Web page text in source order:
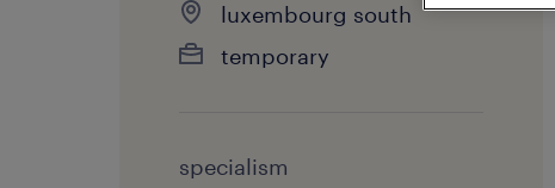
luxembourg south
temporary
specialism